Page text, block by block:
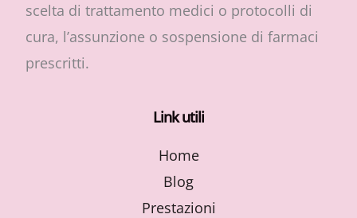
scelta di trattamento medici o protocolli di
cura, l’assunzione o sospensione di farmaci
prescritti.
Link utili
Home
Blog
Prestazioni